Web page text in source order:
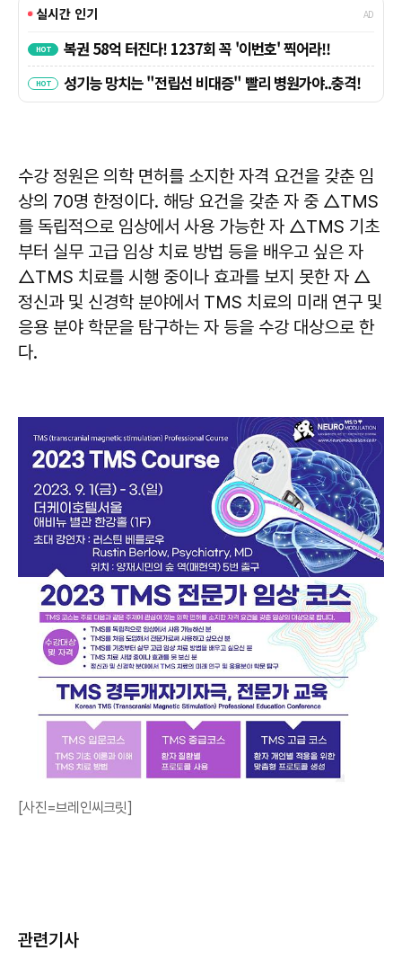
수강 정원은 의학 면허를 소지한 자격 요건을 갖춘 임
상의 70명 한정이다. 해당 요건을 갖춘 자 중 △TMS
를 독립적으로 임상에서 사용 가능한 자 △TMS 기초
부터 실무 고급 임상 치료 방법 등을 배우고 싶은 자
△TMS 치료를 시행 중이나 효과를 보지 못한 자 △
정신과 및 신경학 분야에서 TMS 치료의 미래 연구 및
응용 분야 학문을 탐구하는 자 등을 수강 대상으로 한
다.
[사진=브레인씨크릿]
관련기사